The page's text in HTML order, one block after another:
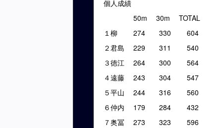
個人成績
50m 30m TOTAL
１柳 274 330 604
２君島 229 311 540
３徳江 264 300 564
４遠藤 243 304 547
５平山 244 316 560
６仲内 179 284 432
７奥冨 273 323 596